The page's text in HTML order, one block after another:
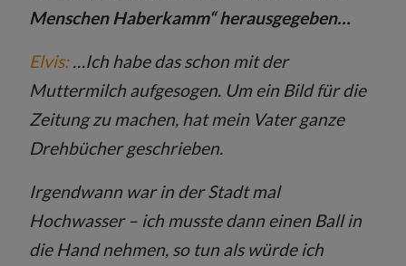
Menschen Haberkamm“ herausgegeben…
Elvis:…Ich habe das schon mit der
Muttermilch aufgesogen. Um ein Bild für die
Zeitung zu machen, hat mein Vater ganze
Drehbücher geschrieben.
Irgendwann war in der Stadt mal
Hochwasser – ich musste dann einen Ball in
die Hand nehmen, so tun als würde ich